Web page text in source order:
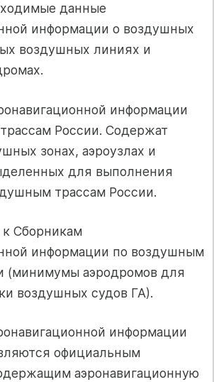
данные
информации о воздушных
воздушных линиях и
информации
России. Содержат
зонах, аэроузлах и
для выполнения
трассам России.
Сборникам
информации по воздушным
(минимумы аэродромов для
воздушных судов ГА).
информации
официальным
аэронавигационную